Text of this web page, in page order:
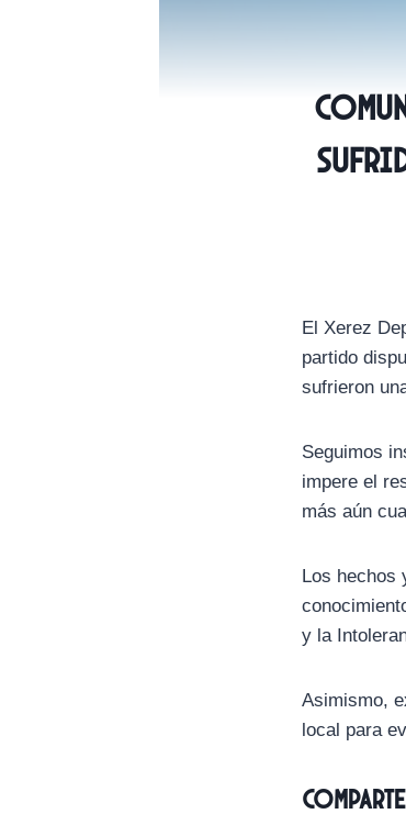
El Xerez
partido
sufrieron
Seguimos
impere el
más aún
Los hechos
y la
Asimismo,
local para